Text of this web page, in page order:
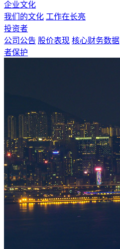
企业文化
我们的文化 工作在长亮
投资者
公司公告 股价表现 核心财务数据
者保护